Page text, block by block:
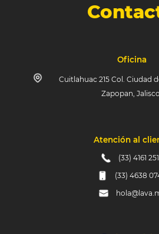
Oficina
Cuitlahuac 215 Col. Ciudad
Zapopan,
Atención al
(33) 4161
(33) 4638